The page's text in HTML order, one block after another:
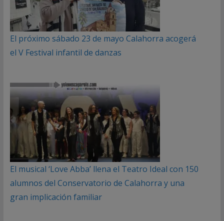
El próximo sábado 23 de mayo Calahorra acogerá
el V Festival infantil de danzas
El musical ‘Love Abba’ llena el Teatro Ideal con 150
alumnos del Conservatorio de Calahorra y una
gran implicación familiar